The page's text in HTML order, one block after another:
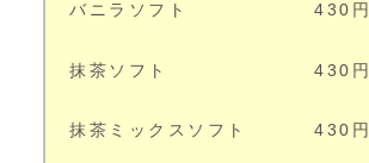
バニラソフト 430円
抹茶ソフト 430円
抹茶ミックスソフト 430円